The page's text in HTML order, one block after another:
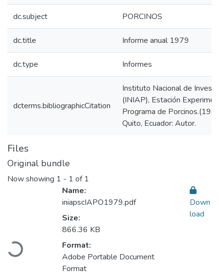
dc.subject PORCINOS
dc.title Informe anual 1979
dc.type Informes
dcterms.bibliographicCitation
Instituto Nacional de
(INIAP), Estación
Programa de
Quito, Ecuador: Autor.
Files
Original bundle
Now showing 1 - 1 of 1
Loading...
Name:
iniapscIAPO1979.pdf
Size:
866.36 KB
Format:
Adobe Portable Document
Format
Down
load